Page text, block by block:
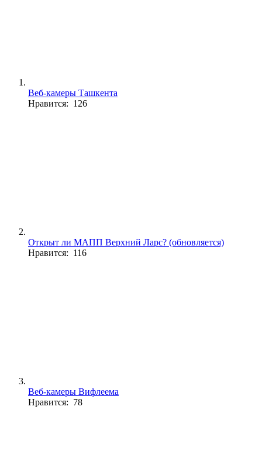
Веб-камеры Ташкента
Нравится: 126
Открыт ли МАПП Верхний Ларс? (обновляется)
Нравится: 116
Веб-камеры Вифлеема
Нравится: 78